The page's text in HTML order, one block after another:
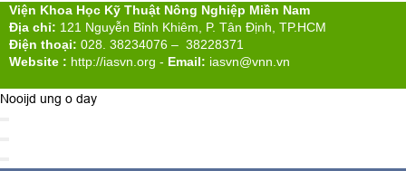
Viện Khoa Học Kỹ Thuật Nông Nghiệp Miền Nam
Địa chỉ: 121 Nguyễn Bỉnh Khiêm, P. Tân Định, TP.HCM
Điện thoại: 028. 38234076 – 38228371
Website : http://iasvn.org - Email: iasvn@vnn.vn
Nooijd ung o day